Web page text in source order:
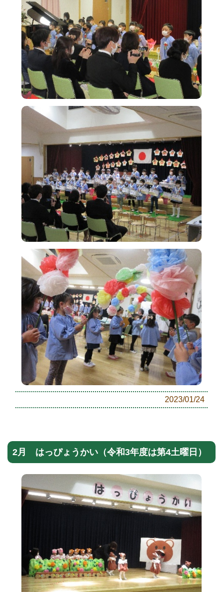
2023/01/24
2月 はっぴょうかい（令和3年度は第4土曜日）